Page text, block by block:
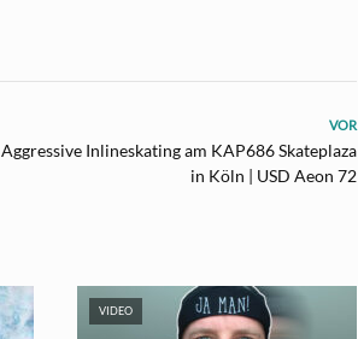
VOR
Aggressive Inlineskating am KAP686 Skateplaza
in Köln | USD Aeon 72
VIDEO